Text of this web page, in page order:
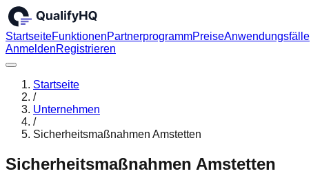
StartseiteFunktionenPartnerprogrammPreiseAnwendungsfälle
AnmeldenRegistrieren
Startseite
/
Unternehmen
/
Sicherheitsmaßnahmen Amstetten
Sicherheitsmaßnahmen Amstetten